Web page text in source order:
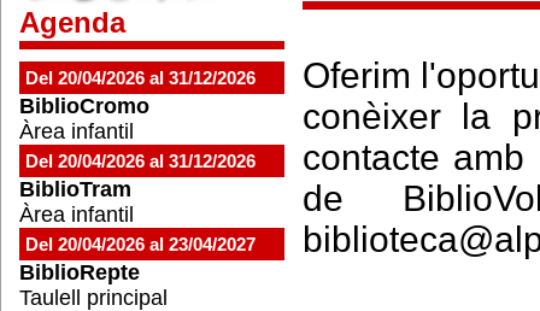
Agenda
Del 20/04/2026 al 31/12/2026
BiblioCromo
Àrea infantil
Del 20/04/2026 al 31/12/2026
BiblioTram
Àrea infantil
Del 20/04/2026 al 23/04/2027
BiblioRepte
Taulell principal
Oferim
conèixer la
contacte
de